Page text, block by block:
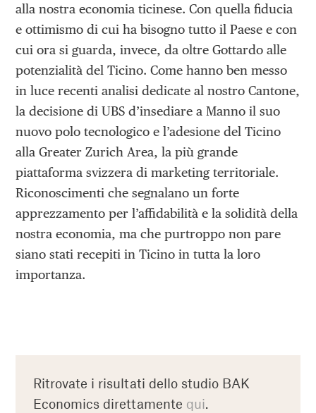
alla nostra economia ticinese. Con quella fiducia
e ottimismo di cui ha bisogno tutto il Paese e con
cui ora si guarda, invece, da oltre Gottardo alle
potenzialità del Ticino. Come hanno ben messo
in luce recenti analisi dedicate al nostro Cantone,
la decisione di UBS d’insediare a Manno il suo
nuovo polo tecnologico e l’adesione del Ticino
alla Greater Zurich Area, la più grande
piattaforma svizzera di marketing territoriale.
Riconoscimenti che segnalano un forte
apprezzamento per l’affidabilità e la solidità della
nostra economia, ma che purtroppo non pare
siano stati recepiti in Ticino in tutta la loro
importanza.
Ritrovate i risultati dello studio BAK
Economics direttamente qui.